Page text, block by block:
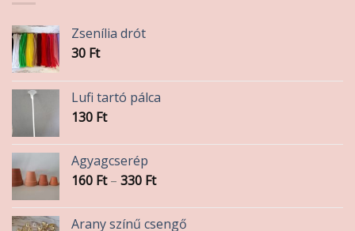
Zsenília drót
30 Ft
Lufi tartó pálca
130 Ft
Agyagcserép
160 Ft – 330 FtÁrtartomány:
-
Arany színű csengő